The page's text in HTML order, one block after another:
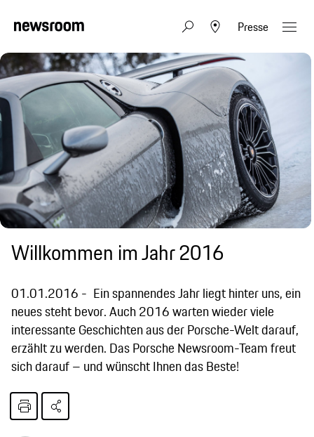
Presse
Willkommen im Jahr 2016
01.01.2016
Ein spannendes Jahr liegt hinter uns, ein
neues steht bevor. Auch 2016 warten wieder viele
interessante Geschichten aus der Porsche-Welt darauf,
erzählt zu werden. Das Porsche Newsroom-Team freut
sich darauf – und wünscht Ihnen das Beste!